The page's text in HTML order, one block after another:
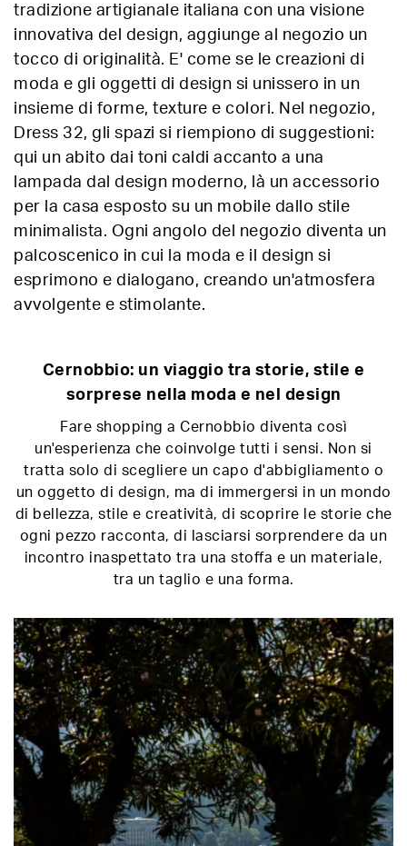
tradizione artigianale italiana con una visione
innovativa del design, aggiunge al negozio un
tocco di originalità. E' come se le creazioni di
moda e gli oggetti di design si unissero in un
insieme di forme, texture e colori. Nel negozio,
Dress 32, gli spazi si riempiono di suggestioni:
qui un abito dai toni caldi accanto a una
lampada dal design moderno, là un accessorio
per la casa esposto su un mobile dallo stile
minimalista. Ogni angolo del negozio diventa un
palcoscenico in cui la moda e il design si
esprimono e dialogano, creando un'atmosfera
avvolgente e stimolante.
Cernobbio: un viaggio tra storie, stile e
sorprese nella moda e nel design
Fare shopping a Cernobbio diventa così
un'esperienza che coinvolge tutti i sensi. Non si
tratta solo di scegliere un capo d'abbigliamento o
un oggetto di design, ma di immergersi in un mondo
di bellezza, stile e creatività, di scoprire le storie che
ogni pezzo racconta, di lasciarsi sorprendere da un
incontro inaspettato tra una stoffa e un materiale,
tra un taglio e una forma.